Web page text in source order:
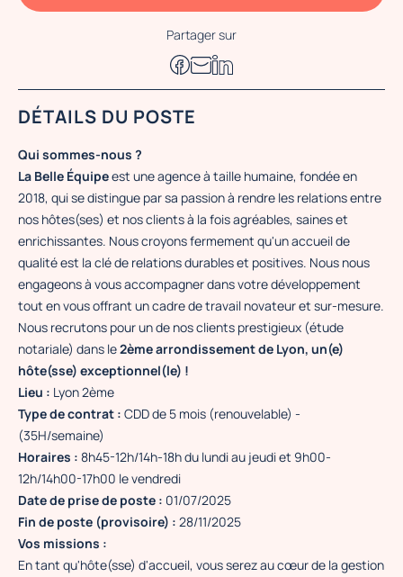
Partager sur
DÉTAILS DU POSTE
Qui sommes-nous ?
La Belle Équipeest une agence à taille humaine, fondée en
2018, qui se distingue par sa passion à rendre les relations entre
nos hôtes(ses) et nos clients à la fois agréables, saines et
enrichissantes. Nous croyons fermement qu'un accueil de
qualité est la clé de relations durables et positives. Nous nous
engageons à vous accompagner dans votre développement
tout en vous offrant un cadre de travail novateur et sur-mesure.
Nous recrutons pour un de nos clients prestigieux (étude
notariale) dans le2ème arrondissement de Lyon, un(e)
hôte(sse) exceptionnel(le) !
Lieu : Lyon 2ème
Type de contrat : CDD de 5 mois (renouvelable) -
(35H/semaine)
Horaires : 8h45-12h/14h-18h du lundi au jeudi et 9h00-
12h/14h00-17h00 le vendredi
Date de prise de poste : 01/07/2025
Fin de poste (provisoire) : 28/11/2025
Vos missions :
En tant qu'hôte(sse) d'accueil, vous serez au cœur de la gestion